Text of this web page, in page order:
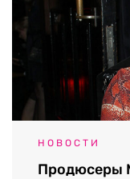
НОВОСТИ
Продюсеры